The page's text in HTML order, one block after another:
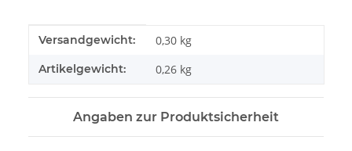
Produkteigenschaft
Wert
Versandgewicht: 0,30 kg
Artikelgewicht: 0,26 kg
Angaben zur Produktsicherheit